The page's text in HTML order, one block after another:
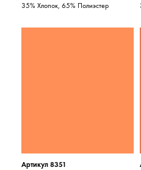
35% Хлопок, 65% Полиэстер
Артикул 8351